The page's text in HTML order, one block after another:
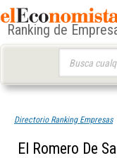
Ranking de
Directorio Ranking Empresas
El Romero De